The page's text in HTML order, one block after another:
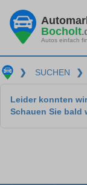
Bocholt
Autos einfach
❯ SUCHEN ❯
Leider konnten
Schauen Sie bald